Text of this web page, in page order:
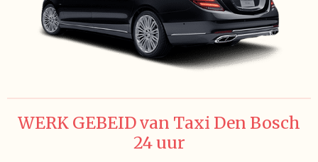
WERK GEBEID van Taxi Den Bosch
24 uur